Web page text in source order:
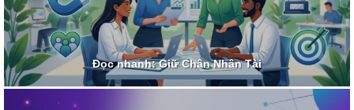
Đọc nhanh: Giữ Chân Nhân Tài